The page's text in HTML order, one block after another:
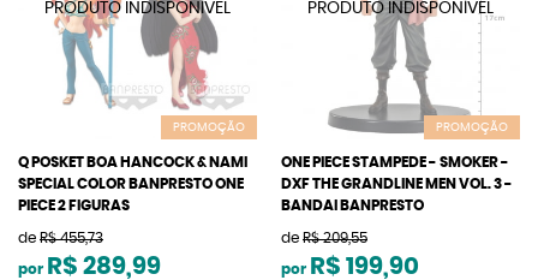
PROMOÇÃO
Q POSKET BOA HANCOCK & NAMI
SPECIAL COLOR BANPRESTO ONE
PIECE 2 FIGURAS
de R$ 455,73
por R$ 289,99
PROMOÇÃO
ONE PIECE STAMPEDE - SMOKER -
DXF THE GRANDLINE MEN VOL. 3 -
BANDAI BANPRESTO
de R$ 209,55
por R$ 199,90